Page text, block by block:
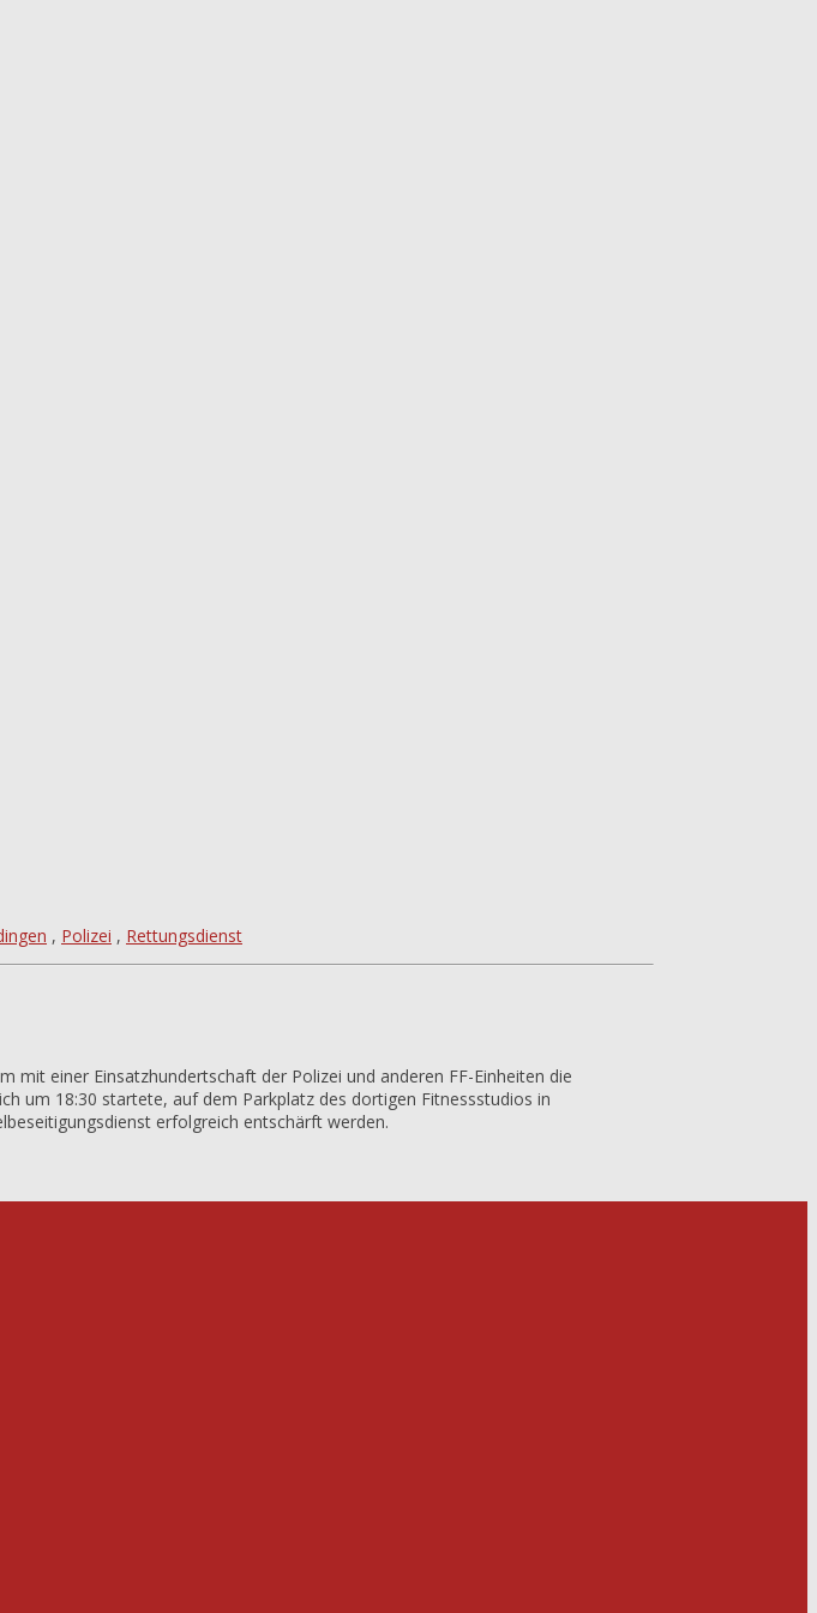
, Polizei , Rettungsdienst
einer Einsatzhundertschaft der Polizei und anderen FF-Einheiten die
um 18:30 startete, auf dem Parkplatz des dortigen Fitnessstudios in
erfolgreich entschärft werden.